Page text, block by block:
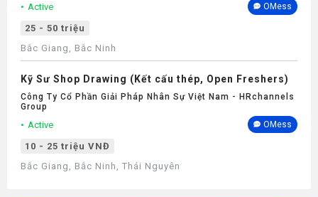
Active OMess
25 - 50 triệu
Bắc Giang, Bắc Ninh
Kỹ Sư Shop Drawing (Kết cấu thép, Open Freshers)
Công Ty Cổ Phần Giải Pháp Nhân Sự Việt Nam - HRchannels
Group
Active OMess
10 - 25 triệu VNĐ
Bắc Giang, Bắc Ninh, Thái Nguyên